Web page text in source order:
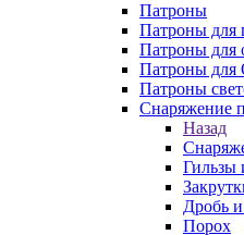
Патроны
Патроны для
Патроны для
Патроны для
Патроны
Снаряжение
Назад
Гильзы
Дробь и
Порох